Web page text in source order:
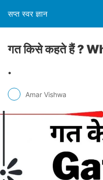
सप्त स्वर ज्ञान
गत किसे कहते हैं ?
.
Amar Vishwa